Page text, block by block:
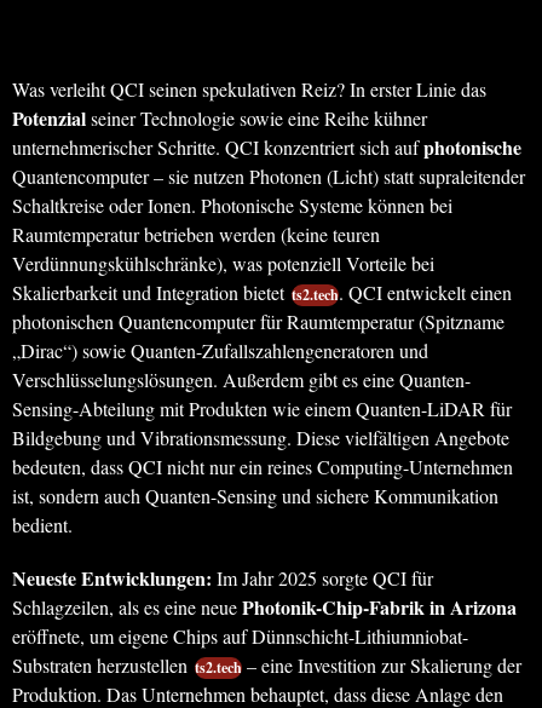
Was verleiht QCI seinen spekulativen Reiz? In erster Linie das
Potenzialseiner Technologie sowie eine Reihe kühner
unternehmerischer Schritte. QCI konzentriert sich aufphotonische
Quantencomputer – sie nutzen Photonen (Licht) statt supraleitender
Schaltkreise oder Ionen. Photonische Systeme können bei
Raumtemperatur betrieben werden (keine teuren
Verdünnungskühlschränke), was potenziell Vorteile bei
Skalierbarkeit und Integration bietet ts2.tech. QCI entwickelt einen
photonischen Quantencomputer für Raumtemperatur (Spitzname
„Dirac“) sowie Quanten-Zufallszahlengeneratoren und
Verschlüsselungslösungen. Außerdem gibt es eine Quanten-
Sensing-Abteilung mit Produkten wie einem Quanten-LiDAR für
Bildgebung und Vibrationsmessung. Diese vielfältigen Angebote
bedeuten, dass QCI nicht nur ein reines Computing-Unternehmen
ist, sondern auch Quanten-Sensing und sichere Kommunikation
bedient.
Neueste Entwicklungen: Im Jahr 2025 sorgte QCI für
Schlagzeilen, als es eine neuePhotonik-Chip-Fabrik in Arizona
eröffnete, um eigene Chips auf Dünnschicht-Lithiumniobat-
Substraten herzustellen ts2.tech – eine Investition zur Skalierung der
Produktion. Das Unternehmen behauptet, dass diese Anlage den